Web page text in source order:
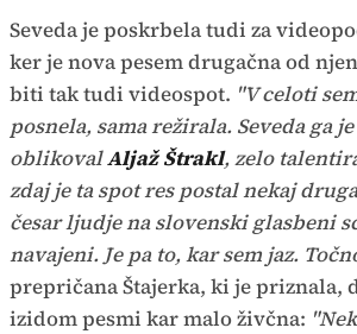
Seveda je poskrbela tudi za
ker je nova pesem drugačna od
biti tak tudi videospot. "V celoti
posnela, sama režirala. Seveda ga
oblikovalAljaž Štrakl, zelo
zdaj je ta spot res postal nekaj
česar ljudje na slovenski glasbeni
navajeni. Je pa to, kar sem jaz.
prepričana Štajerka, ki je priznala,
izidom pesmi kar malo živčna: